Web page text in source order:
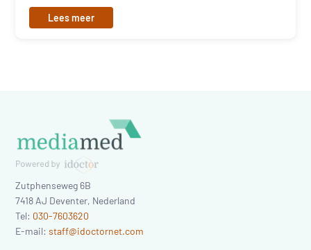
Lees meer
Zutphenseweg 6B
7418 AJ Deventer, Nederland
Tel: 030-7603620
E-mail:staff@idoctornet.com